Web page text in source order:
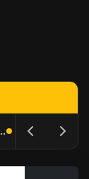
ténèbres de Gotham dès octobre 2027